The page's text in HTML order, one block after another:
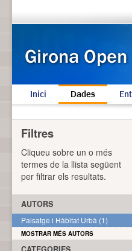
Inici Dades
Filtres
Cliqueu sobre un o més
termes de la llista següent
per filtrar els resultats.
AUTORS
Paisatge i Hàbitat Urbà (1)
MOSTRAR MÉS AUTORS